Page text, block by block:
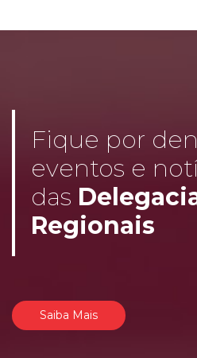
Fique por
eventos e
das
Regionais
Saiba Mais